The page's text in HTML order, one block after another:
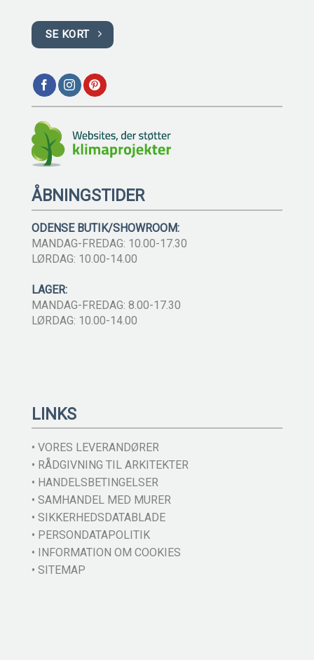
SE KORT
ÅBNINGSTIDER
ODENSE BUTIK/SHOWROOM:
MANDAG-FREDAG: 10.00-17.30
LØRDAG: 10.00-14.00
LAGER:
MANDAG-FREDAG: 8.00-17.30
LØRDAG: 10.00-14.00
LINKS
• VORES LEVERANDØRER
• RÅDGIVNING TIL ARKITEKTER
• HANDELSBETINGELSER
• SAMHANDEL MED MURER
• SIKKERHEDSDATABLADE
• PERSONDATAPOLITIK
• INFORMATION OM COOKIES
• SITEMAP